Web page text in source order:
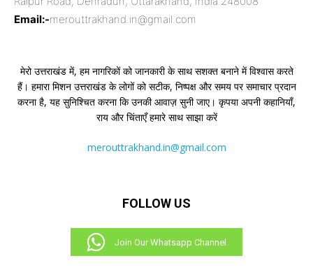
Email:-merouttrakhand.in@gmail.com
मेरो उत्तराखंड में, हम नागरिकों को जानकारी के साथ सशक्त बनाने में विश्वास करते
हैं। हमारा मिशन उत्तराखंड के लोगों को सटीक, निष्पक्ष और समय पर समाचार प्रदान
करना है, यह सुनिश्चित करना कि उनकी आवाज़ सुनी जाए। कृपया अपनी कहानियाँ,
राय और चिंताएँ हमारे साथ साझा करें
merouttrakhand.in@gmail.com
FOLLOW US
Join Our Whatsapp Channel